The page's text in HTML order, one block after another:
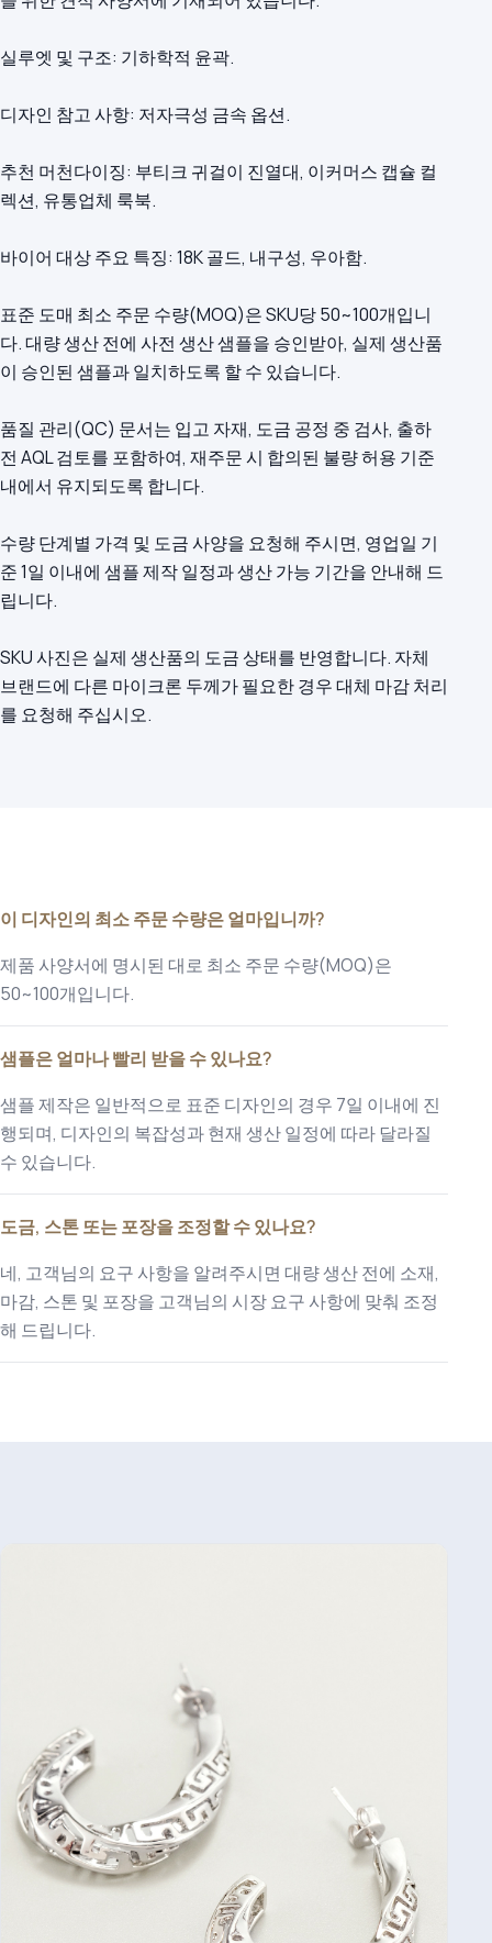
실루엣 및 구조: 기하학적 윤곽.
디자인 참고 사항: 저자극성 금속 옵션.
추천 머천다이징: 부티크 귀걸이 진열대, 이커머스 캡슐 컬
렉션, 유통업체 룩북.
바이어 대상 주요 특징: 18K 골드, 내구성, 우아함.
표준 도매 최소 주문 수량(MOQ)은 SKU당 50~100개입니
다. 대량 생산 전에 사전 생산 샘플을 승인받아, 실제 생산품
이 승인된 샘플과 일치하도록 할 수 있습니다.
품질 관리(QC) 문서는 입고 자재, 도금 공정 중 검사, 출하
전 AQL 검토를 포함하여, 재주문 시 합의된 불량 허용 기준
내에서 유지되도록 합니다.
수량 단계별 가격 및 도금 사양을 요청해 주시면, 영업일 기
준 1일 이내에 샘플 제작 일정과 생산 가능 기간을 안내해 드
립니다.
SKU 사진은 실제 생산품의 도금 상태를 반영합니다. 자체
브랜드에 다른 마이크론 두께가 필요한 경우 대체 마감 처리
를 요청해 주십시오.
이 디자인의 최소 주문 수량은 얼마입니까?
제품 사양서에 명시된 대로 최소 주문 수량(MOQ)은
50~100개입니다.
샘플은 얼마나 빨리 받을 수 있나요?
샘플 제작은 일반적으로 표준 디자인의 경우 7일 이내에 진
행되며, 디자인의 복잡성과 현재 생산 일정에 따라 달라질
수 있습니다.
도금, 스톤 또는 포장을 조정할 수 있나요?
네, 고객님의 요구 사항을 알려주시면 대량 생산 전에 소재,
마감, 스톤 및 포장을 고객님의 시장 요구 사항에 맞춰 조정
해 드립니다.